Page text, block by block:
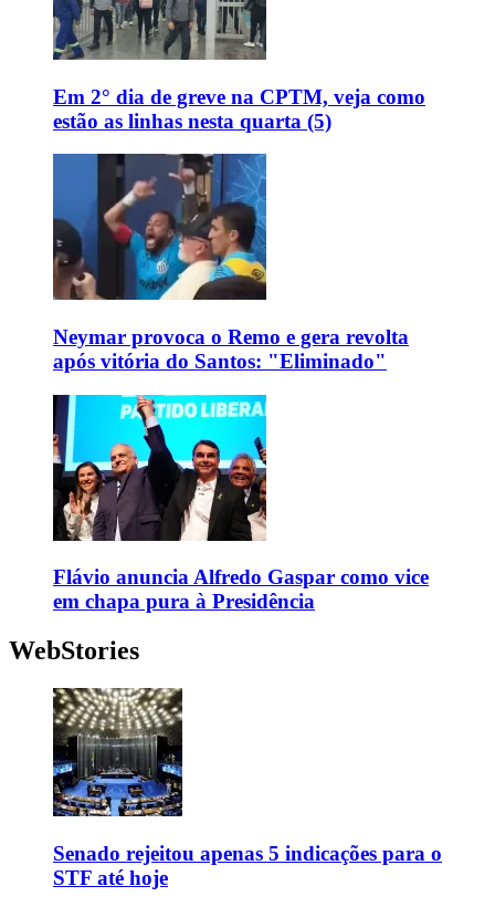
Em 2° dia de greve na CPTM, veja como
estão as linhas nesta quarta (5)
Neymar provoca o Remo e gera revolta
após vitória do Santos: "Eliminado"
Flávio anuncia Alfredo Gaspar como vice
em chapa pura à Presidência
WebStories
Senado rejeitou apenas 5 indicações para o
STF até hoje